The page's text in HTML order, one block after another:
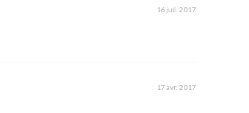
16 juil. 2017
17 avr. 2017